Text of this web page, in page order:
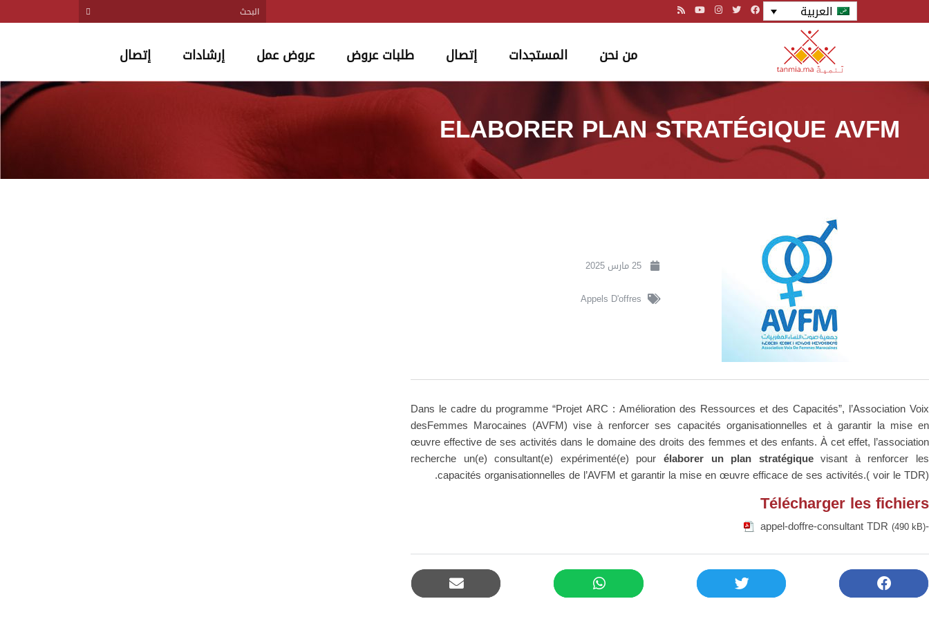
العربية
من نحن المستجدات إتصال طلبات عروض عروض عمل إرشادات إتصال
ELABORER PLAN STRATÉGIQUE AVFM
25 مارس 2025
Appels D'offres
Dans le cadre du programme “Projet ARC : Amélioration des Ressources et des Capacités”, l’Association Voix
desFemmes Marocaines (AVFM) vise à renforcer ses capacités organisationnelles et à garantir la mise en
œuvre effective de ses activités dans le domaine des droits des femmes et des enfants. À cet effet, l’association
recherche un(e) consultant(e) expérimenté(e) pour élaborer un plan stratégiquevisant à renforcer les
capacités organisationnelles de l’AVFM et garantir la mise en œuvre efficace de ses activités.( voir le TDR).
Télécharger les fichiers
-appel-doffre-consultant TDR
(490 kB)